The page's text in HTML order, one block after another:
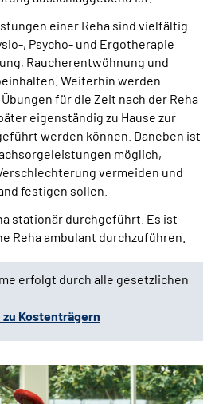
einer Reha sind vielfältig
, Psycho- und Ergotherapie
Raucherentwöhnung und
Weiterhin werden
für die Zeit nach der Reha
eigenständig zu Hause zur
werden können. Daneben ist
möglich,
vermeiden und
festigen sollen.
stationär durchgeführt. Es ist
Reha ambulant durchzuführen.
erfolgt durch alle gesetzlichen
Kostenträgern